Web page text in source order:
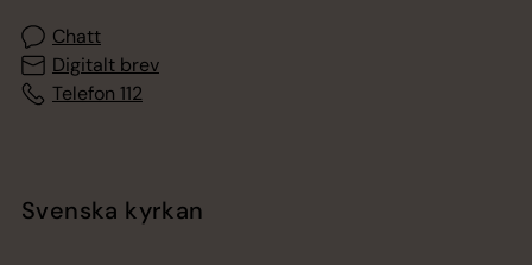
Chatt
Digitalt brev
Telefon 112
Svenska kyrkan